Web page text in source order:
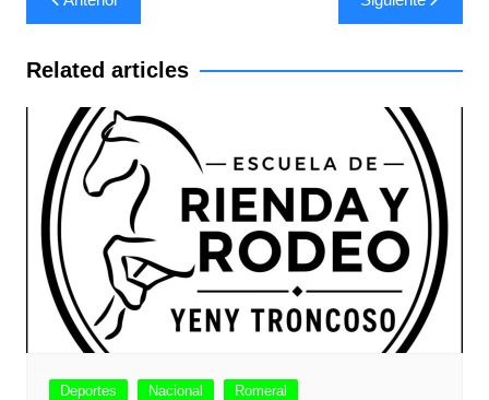
de
entradas
Related articles
Deportes Nacional Romeral